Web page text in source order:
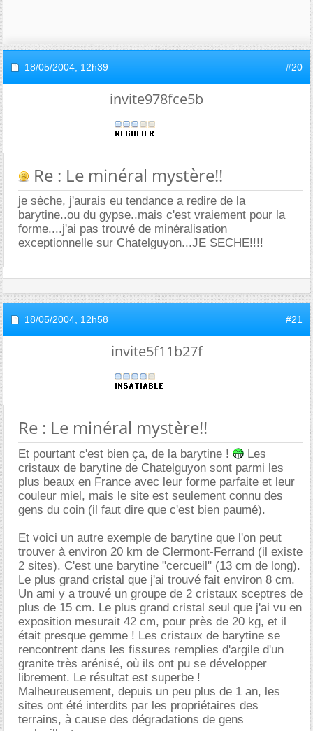
18/05/2004, 12h39 #20
invite978fce5b
Re : Le minéral mystère!!
je sèche, j'aurais eu tendance a redire de la
barytine..ou du gypse..mais c'est vraiement pour la
forme....j'ai pas trouvé de minéralisation
exceptionnelle sur Chatelguyon...JE SECHE!!!!
18/05/2004, 12h58 #21
invite5f11b27f
Re : Le minéral mystère!!
Et pourtant c'est bien ça, de la barytine !
Les
cristaux de barytine de Chatelguyon sont parmi les
plus beaux en France avec leur forme parfaite et leur
couleur miel, mais le site est seulement connu des
gens du coin (il faut dire que c'est bien paumé).
Et voici un autre exemple de barytine que l'on peut
trouver à environ 20 km de Clermont-Ferrand (il existe
2 sites). C'est une barytine "cercueil" (13 cm de long).
Le plus grand cristal que j'ai trouvé fait environ 8 cm.
Un ami y a trouvé un groupe de 2 cristaux sceptres de
plus de 15 cm. Le plus grand cristal seul que j'ai vu en
exposition mesurait 42 cm, pour près de 20 kg, et il
était presque gemme ! Les cristaux de barytine se
rencontrent dans les fissures remplies d'argile d'un
granite très arénisé, où ils ont pu se développer
librement. Le résultat est superbe !
Malheureusement, depuis un peu plus de 1 an, les
sites ont été interdits par les propriétaires des
terrains, à cause des dégradations de gens